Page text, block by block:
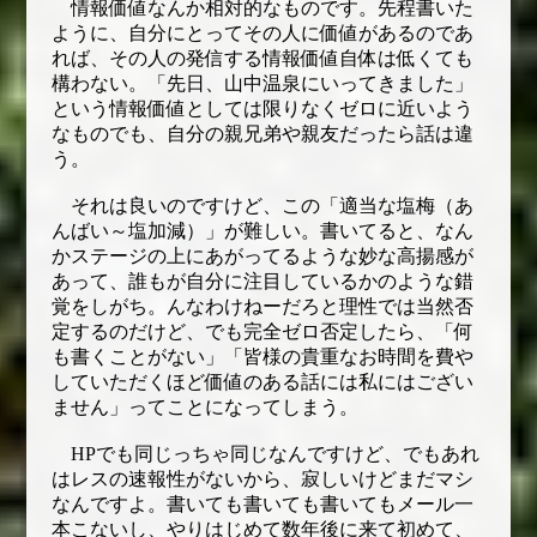
情報価値なんか相対的なものです。先程書いた
ように、自分にとってその人に価値があるのであ
れば、その人の発信する情報価値自体は低くても
構わない。「先日、山中温泉にいってきました」
という情報価値としては限りなくゼロに近いよう
なものでも、自分の親兄弟や親友だったら話は違
う。
それは良いのですけど、この「適当な塩梅（あ
んばい～塩加減）」が難しい。書いてると、なん
かステージの上にあがってるような妙な高揚感が
あって、誰もが自分に注目しているかのような錯
覚をしがち。んなわけねーだろと理性では当然否
定するのだけど、でも完全ゼロ否定したら、「何
も書くことがない」「皆様の貴重なお時間を費や
していただくほど価値のある話には私にはござい
ません」ってことになってしまう。
HPでも同じっちゃ同じなんですけど、でもあれ
はレスの速報性がないから、寂しいけどまだマシ
なんですよ。書いても書いても書いてもメール一
本こないし、やりはじめて数年後に来て初めて、